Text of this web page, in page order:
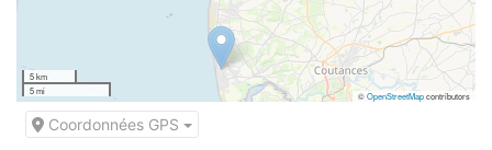
5 km
5 mi
©OpenStreetMapcontributors
Coordonnées GPS